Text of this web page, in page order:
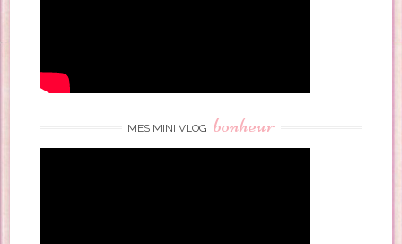
MES MINI VLOG bonheur